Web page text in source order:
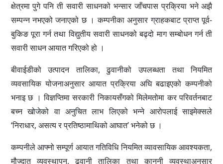
क्षेत्रमा पुगे पनि ती सवारी साधनको भन्सार जाँचपास प्रक्रिया भने अझै
सम्पन्न नभएको जनाएको छ । कम्पनीका अनुसार ग्राहकबाट प्राप्त पूर्व-
बुकिङ पूरा गर्न तथा विद्युतीय सवारी साधनको बढ्दो माग सम्बोधन गर्न ती
सवारी साधन आयात गरिएको हो ।
बीवाईडीको उत्पादन तालिका, ढुवानीको उपलब्धता तथा नियमित
व्यवसायिक योजनाअनुसार आयात प्रक्रिया अघि बढाइएको कम्पनीको
भनाइ छ । विज्ञप्तिमा सरकारी निकायसँगको मिलेमतोमा कर परिवर्तनबाट
बच्न खोजेको वा अनुचित लाभ लिएको भन्ने आरोपलाई साइमेक्सले
‘निराधार, असत्य र प्रतिष्ठामाथिको आघात’ भनेको छ ।
कम्पनीले आफ्नो सम्पूर्ण आयात गतिविधि नियमित व्यावसायिक आवश्यकता,
मौज्दात व्यवस्थापन, ढुवानी तालिका तथा कानुनी व्यवस्थाअनुसार